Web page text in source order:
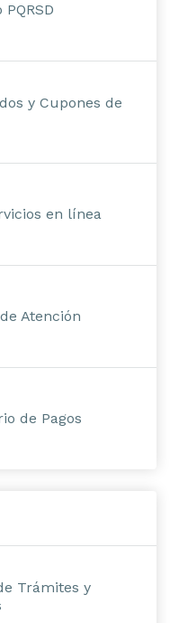
y Cupones de
en línea
Atención
de Pagos
Trámites y